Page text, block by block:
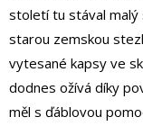
století tu stával malý
starou zemskou
vytesané kapsy ve
dodnes ožívá díky
měl s ďáblovou